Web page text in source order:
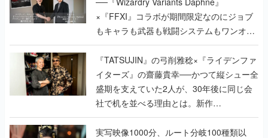
×『FFXI』コラボが期間限定なのにジョブ
もキャラも武器も戦闘システムもワンオフ
で作り込まれた理由を両ディレクターに聞
く
『TATSUJIN』の弓削雅稔×『ライデンファ
イターズ』の齋藤貴幸──かつて縦シュー全
盛期を支えていた2人が、30年後に同じ会
社で机を並べる理由とは。新作
『TATSUJIN EXTREME』で初タッグを組
んだレジェンド2人に訊く開発秘話
実写映像1000分、ルート分岐100種類以